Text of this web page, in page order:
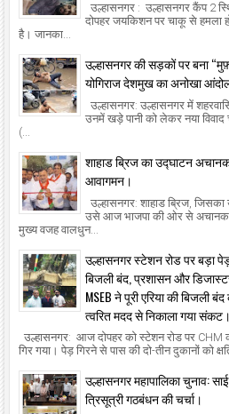
उल्हासनगर : उल्हासनगर कैंप 2
दोपहर जयकिशन पर चाकू से हमला
है। जानका...
उल्हासनगर की सड़कों पर बना
योगिराज देशमुख का अनोखा
उल्हासनगर: उल्हासनगर में
उनमें खड़े पानी को लेकर नया विवाद
(...
शाहाड ब्रिज का उद्घाटन
आवागमन।
उल्हासनगर: शाहाड ब्रिज, जिसका
उसे आज भाजपा की ओर से अचानक
मुख्य वजह वालधुन...
उल्हासनगर स्टेशन रोड पर बड़ा
बिजली बंद, प्रशासन और
MSEB ने पूरी एरिया की बिजली
त्वरित मदद से निकाला गया संकट।
उल्हासनगर: आज दोपहर को स्टेशन रोड पर
गिर गया। पेड़ गिरने से पास की दो-तीन दुकानों को
उल्हासनगर महापालिका चुनाव:
त्रिसूत्री गठबंधन की चर्चा।